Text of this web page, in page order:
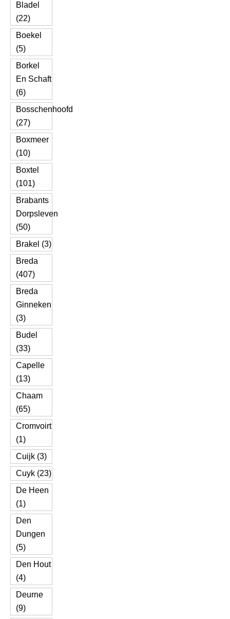
Bladel
(22)
Boekel
(5)
Borkel
En Schaft
(6)
Bosschenhoofd
(27)
Boxmeer
(10)
Boxtel
(101)
Brabants
Dorpsleven
(50)
Brakel (3)
Breda
(407)
Breda
Ginneken
(3)
Budel
(33)
Capelle
(13)
Chaam
(65)
Cromvoirt
(1)
Cuijk (3)
Cuyk (23)
De Heen
(1)
Den
Dungen
(5)
Den Hout
(4)
Deurne
(9)